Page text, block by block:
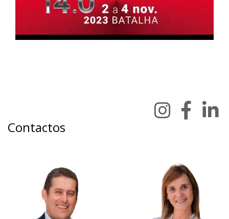
Contactos